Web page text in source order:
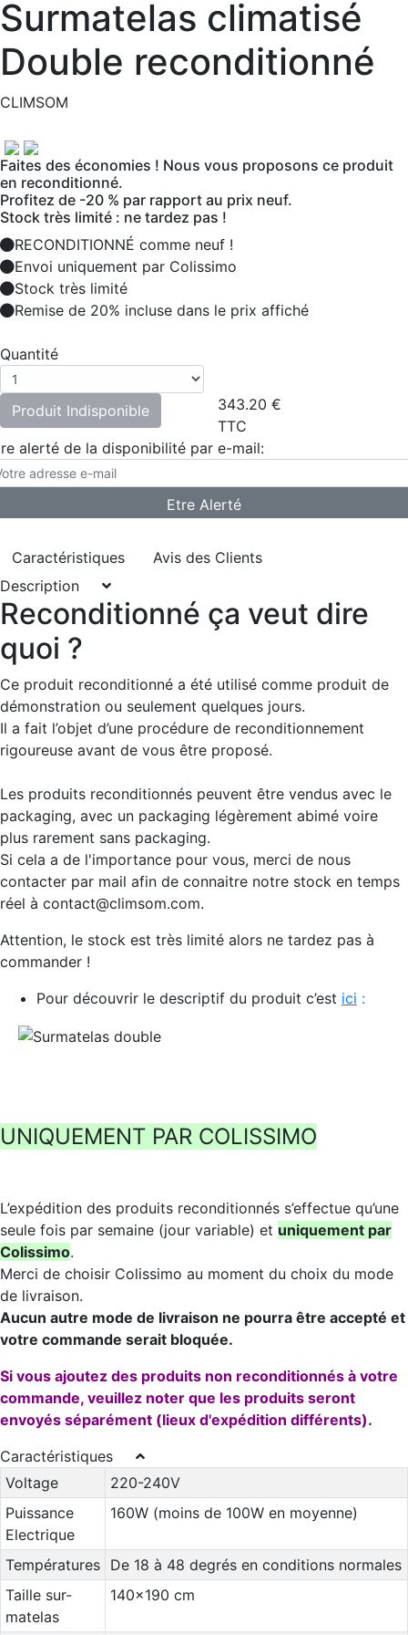
Surmatelas climatisé
Double reconditionné
CLIMSOM
Faites des économies ! Nous vous proposons ce produit
en reconditionné.
Profitez de -20 % par rapport au prix neuf.
Stock très limité : ne tardez pas !
RECONDITIONNÉ comme neuf !
Envoi uniquement par Colissimo
Stock très limité
Remise de 20% incluse dans le prix affiché
Quantité
Produit Indisponible 343.20 €
TTC
alerté de la disponibilité par e-mail:
Caractéristiques
Avis des Clients
Description
Reconditionné ça veut dire
quoi ?
Ce produit reconditionné a été utilisé comme produit de
démonstration ou seulement quelques jours.
Il a fait l’objet d’une procédure de reconditionnement
rigoureuse avant de vous être proposé.
Les produits reconditionnés peuvent être vendus avec le
packaging, avec un packaging légèrement abimé voire
plus rarement sans packaging.
Si cela a de l'importance pour vous, merci de nous
contacter par mail afin de connaitre notre stock en temps
réel à contact@climsom.com.
Attention, le stock est très limité alors ne tardez pas à
commander !
Pour découvrir le descriptif du produit c’est ici :
UNIQUEMENT PAR COLISSIMO
L’expédition des produits reconditionnés s’effectue qu’une
seule fois par semaine (jour variable) et uniquement par
Colissimo.
Merci de choisir Colissimo au moment du choix du mode
de livraison.
Aucun autre mode de livraison ne pourra être accepté et
votre commande serait bloquée.
Si vous ajoutez des produits non reconditionnés à votre
commande, veuillez noter que les produits seront
envoyés séparément (lieux d'expédition différents).
Caractéristiques
Voltage
220-240V
Puissance
Electrique
160W (moins de 100W en moyenne)
Températures
De 18 à 48 degrés en conditions normales
Taille sur-
matelas
140x190 cm